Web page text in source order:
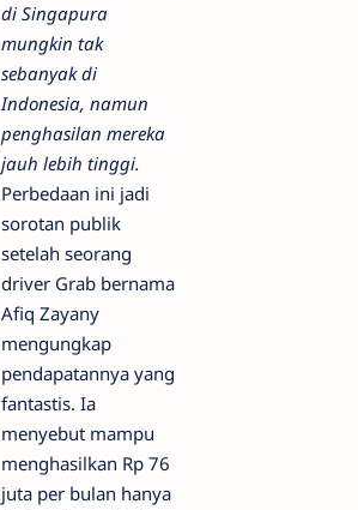
di Singapura
mungkin tak
sebanyak di
Indonesia, namun
penghasilan mereka
jauh lebih tinggi.
Perbedaan ini jadi
sorotan publik
setelah seorang
driver Grab bernama
Afiq Zayany
mengungkap
pendapatannya yang
fantastis. Ia
menyebut mampu
menghasilkan Rp 76
juta per bulan hanya